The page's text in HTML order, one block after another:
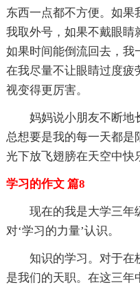
东西一点都不方便。如果
我取外号，如果不戴眼睛
如果时间能倒流回去，我
在我尽量不让眼睛过度疲
视变得更厉害。
妈妈说小朋友不断地
总想要是我的每一天都是
光下放飞翅膀在天空中快
学习的作文 篇8
现在的我是大学三年
对‘学习的力量’认识。
知识的学习。对于在
是我们的天职。在这三年